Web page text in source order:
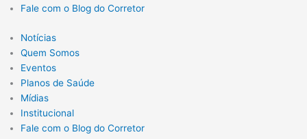
Fale com o Blog do Corretor
Notícias
Quem Somos
Eventos
Planos de Saúde
Mídias
Institucional
Fale com o Blog do Corretor